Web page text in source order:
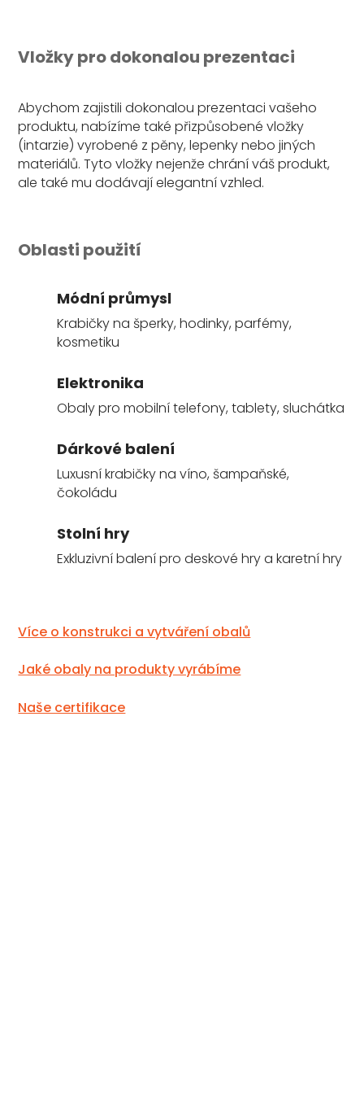
Vložky pro dokonalou prezentaci
Abychom zajistili dokonalou prezentaci vašeho
produktu, nabízíme také přizpůsobené vložky
(intarzie) vyrobené z pěny, lepenky nebo jiných
materiálů. Tyto vložky nejenže chrání váš produkt,
ale také mu dodávají elegantní vzhled.
Oblasti použití
Módní průmysl
Krabičky na šperky, hodinky, parfémy,
kosmetiku
Elektronika
Obaly pro mobilní telefony, tablety, sluchátka
Dárkové balení
Luxusní krabičky na víno, šampaňské,
čokoládu
Stolní hry
Exkluzivní balení pro deskové hry a karetní hry
Více o konstrukci a vytváření obalů
Jaké obaly na produkty vyrábíme
Naše certifikace